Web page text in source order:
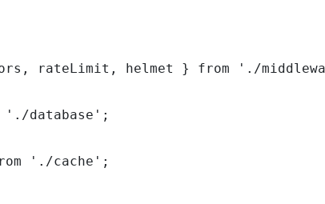
rateLimit, helmet } from './
'./database';
'./cache';